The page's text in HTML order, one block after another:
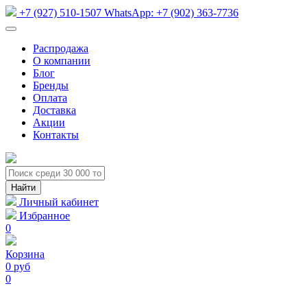
+7 (927) 510-1507 WhatsApp: +7 (902) 363-7736
Распродажа
О компании
Блог
Бренды
Оплата
Доставка
Акции
Контакты
Личный кабинет
Избранное
0
Корзина
0 руб
0